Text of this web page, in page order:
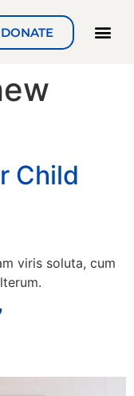
DONATE
Child
viris soluta, cum